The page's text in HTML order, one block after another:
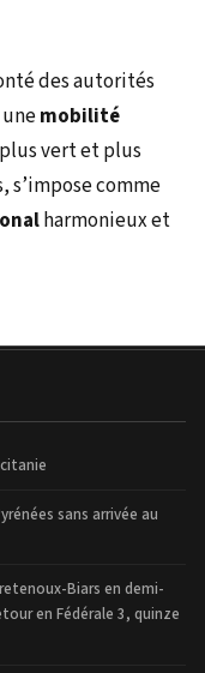
des autorités
mobilité
vert et plus
s’impose comme
harmonieux et
sans arrivée au
Biars en demi-
en Fédérale 3, quinze